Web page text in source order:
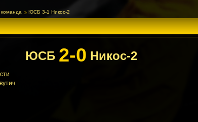
ЮСБ 3-1 Никос-2
ЮСБ 2-0 Никос-2